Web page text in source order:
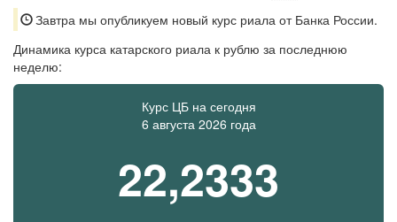
Завтра мы опубликуем новый курс риала от Банка России.
Динамика курса катарского риала к рублю за последнюю
неделю:
Курс ЦБ на сегодня
6 августа 2026 года
22,2333